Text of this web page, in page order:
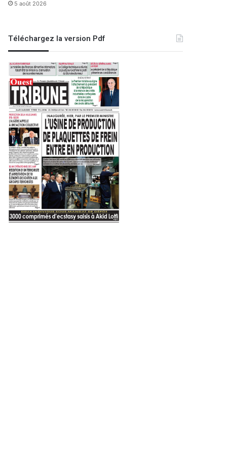
Région
Constantine : un mort et 52
accident d’un bus
Le Directeur général de l’Institut Pasteur d’Algérie
très prudent»
27 novembre 2023
Canoë-kayak | Championnat d’Afrique : l’Algérie termine avec 13 médailles dont 2 en or, aucun athlète qualifié aux JO
5 août 2026
Téléchargez la version Pdf